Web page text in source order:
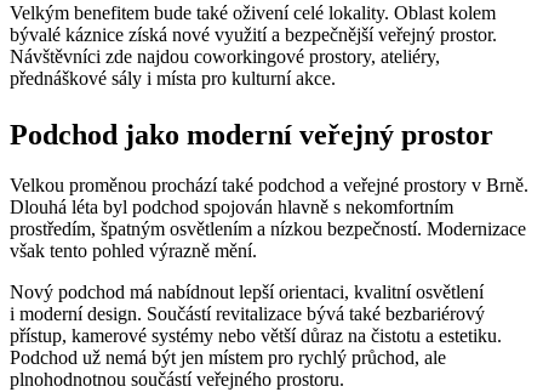
Velkým benefitem bude také oživení celé lokality. Oblast kolem
bývalé káznice získá nové využití a bezpečnější veřejný prostor.
Návštěvníci zde najdou coworkingové prostory, ateliéry,
přednáškové sály i místa pro kulturní akce.
Podchod jako moderní veřejný prostor
Velkou proměnou prochází také podchod a veřejné prostory v Brně.
Dlouhá léta byl podchod spojován hlavně s nekomfortním
prostředím, špatným osvětlením a nízkou bezpečností. Modernizace
však tento pohled výrazně mění.
Nový podchod má nabídnout lepší orientaci, kvalitní osvětlení
i moderní design. Součástí revitalizace bývá také bezbariérový
přístup, kamerové systémy nebo větší důraz na čistotu a estetiku.
Podchod už nemá být jen místem pro rychlý průchod, ale
plnohodnotnou součástí veřejného prostoru.